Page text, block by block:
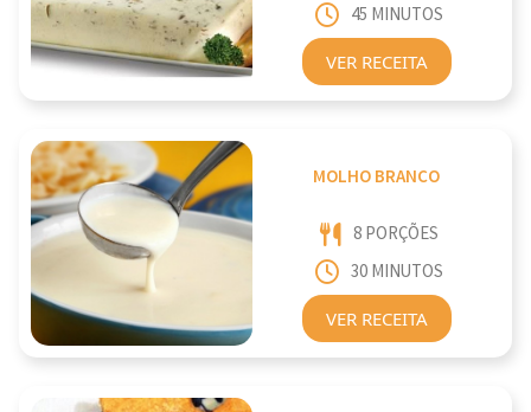
45 MINUTOS
VER RECEITA
MOLHO BRANCO
8 PORÇÕES
30 MINUTOS
VER RECEITA